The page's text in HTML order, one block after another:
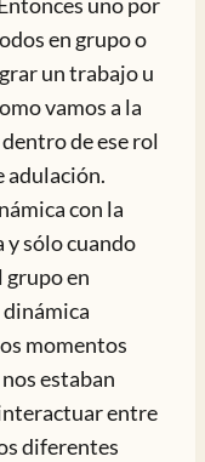
en grupo o
un trabajo u
vamos a la
de ese rol
adulación.
con la
y sólo cuando
grupo en
momentos
estaban
entre
diferentes